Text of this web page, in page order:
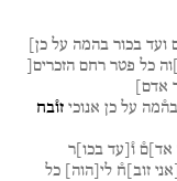
ועד בכור בהמה על כן]
וה כל פטר רחם הזכרים[
אדם]
בה֯מה על כן אנוכי זו֯בח
אד]ם֯ ו֯[עד בכו]ר
[אני זוב]ח֯ לי הוה
כל